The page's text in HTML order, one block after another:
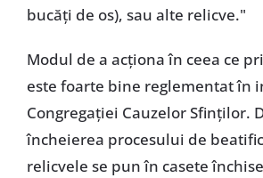
bucăți de os), sau alte relicve."
Modul de a acționa în ceea ce
este foarte bine reglementat în
Congregației Cauzelor Sfinților.
încheierea procesului de
relicvele se pun în casete